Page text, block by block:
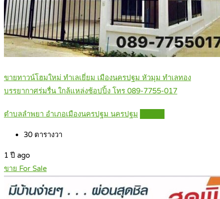
ขายทาวน์โฮมใหม่ ทำเลเยี่ยม เมืองนครปฐม หัวมุม ทำเลทอง
บรรยากาศร่มรื่น ใกล้แหล่งช้อปปิ้ง โทร 089-7755-017
ตำบลลำพยา อำเภอเมืองนครปฐม นครปฐม
30 ตารางวา
1 ปี ago
ขาย For Sale